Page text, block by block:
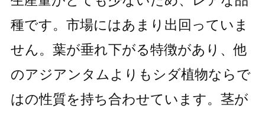
種です。市場にはあまり出回っていま
せん。葉が垂れ下がる特徴があり、他
のアジアンタムよりもシダ植物ならで
はの性質を持ち合わせています。茎が